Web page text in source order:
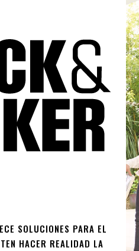
SOLUCIONES PARA EL
HACER REALIDAD LA